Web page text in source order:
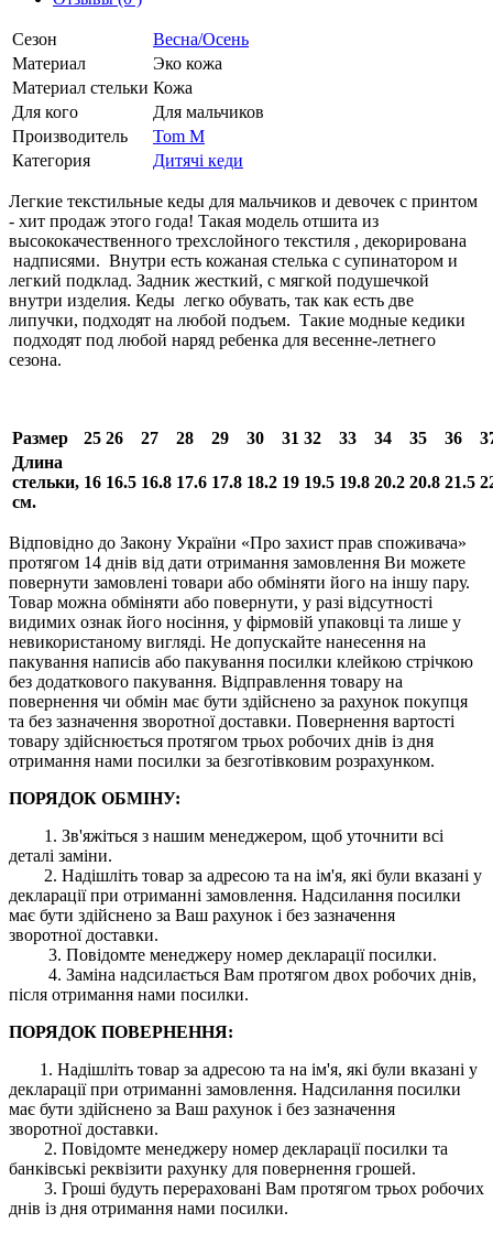
Сезон
Весна/Осень
Материал
Эко кожа
Материал стельки Кожа
Для кого
Для мальчиков
Производитель
Tom M
Категория
Дитячі кеди
Легкие текстильные кеды для мальчиков и девочек с принтом
- хит продаж этого года! Такая модель отшита из
высококачественного трехслойного текстиля , декорирована
надписями. Внутри есть кожаная стелька с супинатором и
легкий подклад. Задник жесткий, с мягкой подушечкой
внутри изделия. Кеды легко обувать, так как есть две
липучки, подходят на любой подъем. Такие модные кедики
подходят под любой наряд ребенка для весенне-летнего
сезона.
Размер 25 26 27 28 29 30 31 32 33 34 35 36
Длина
стельки,
см.
16 16.5 16.8 17.6 17.8 18.2 19 19.5 19.8 20.2 20.8 21.5
Відповідно до Закону України «Про захист прав споживача»
протягом 14 днів від дати отримання замовлення Ви можете
повернути замовлені товари або обміняти його на іншу пару.
Товар можна обміняти або повернути, у разі відсутності
видимих ​​ознак його носіння, у фірмовій упаковці та лише у
невикористаному вигляді. Не допускайте нанесення на
пакування написів або пакування посилки клейкою стрічкою
без додаткового пакування. Відправлення товару на
повернення чи обмін має бути здійснено за рахунок покупця
та без зазначення зворотної доставки. Повернення вартості
товару здійснюється протягом трьох робочих днів із дня
отримання нами посилки за безготівковим розрахунком.
ПОРЯДОК ОБМІНУ:
1. Зв'яжіться з нашим менеджером, щоб уточнити всі
деталі заміни.
2. Надішліть товар за адресою та на ім'я, які були вказані у
декларації при отриманні замовлення. Надсилання посилки
має бути здійснено за Ваш рахунок і без зазначення
зворотної доставки.
3. Повідомте менеджеру номер декларації посилки.
4. Заміна надсилається Вам протягом двох робочих днів,
після отримання нами посилки.
ПОРЯДОК ПОВЕРНЕННЯ:
1. Надішліть товар за адресою та на ім'я, які були вказані у
декларації при отриманні замовлення. Надсилання посилки
має бути здійснено за Ваш рахунок і без зазначення
зворотної доставки.
2. Повідомте менеджеру номер декларації посилки та
банківські реквізити рахунку для повернення грошей.
3. Гроші будуть перераховані Вам протягом трьох робочих
днів із дня отримання нами посилки.